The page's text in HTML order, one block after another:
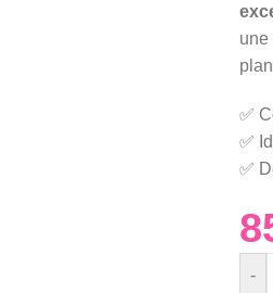
une
✅
✅
✅
-